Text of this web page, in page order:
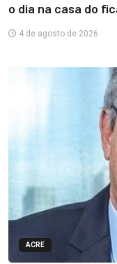
o dia na casa do
4 de agosto de 2026
ACRE